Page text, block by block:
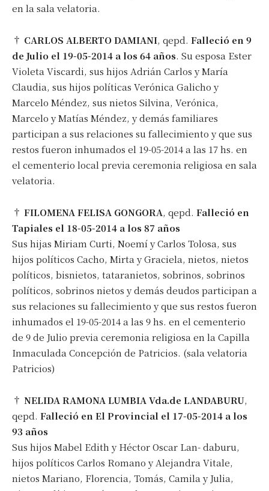
en la sala velatoria.
† CARLOS ALBERTO DAMIANI, qepd. Falleció en 9
de Julio el 19-05-2014 a los 64 años. Su esposa Ester
Violeta Viscardi, sus hijos Adrián Carlos y María
Claudia, sus hijos políticas Verónica Galicho y
Marcelo Méndez, sus nietos Silvina, Verónica,
Marcelo y Matías Méndez, y demás familiares
participan a sus relaciones su fallecimiento y que sus
restos fueron inhumados el 19-05-2014 a las 17 hs. en
el cementerio local previa ceremonia religiosa en sala
velatoria.
† FILOMENA FELISA GONGORA, qepd. Falleció en
Tapiales el 18-05-2014 a los 87 años
Sus hijas Miriam Curti, Noemí y Carlos Tolosa, sus
hijos políticos Cacho, Mirta y Graciela, nietos, nietos
políticos, bisnietos, tataranietos, sobrinos, sobrinos
políticos, sobrinos nietos y demás deudos participan a
sus relaciones su fallecimiento y que sus restos fueron
inhumados el 19-05-2014 a las 9 hs. en el cementerio
de 9 de Julio previa ceremonia religiosa en la Capilla
Inmaculada Concepción de Patricios. (sala velatoria
Patricios)
† NELIDA RAMONA LUMBIA Vda.de LANDABURU,
qepd. Falleció en El Provincial el 17-05-2014 a los
93 años
Sus hijos Mabel Edith y Héctor Oscar Lan- daburu,
hijos políticos Carlos Romano y Alejandra Vitale,
nietos Mariano, Florencia, Tomás, Camila y Julia,